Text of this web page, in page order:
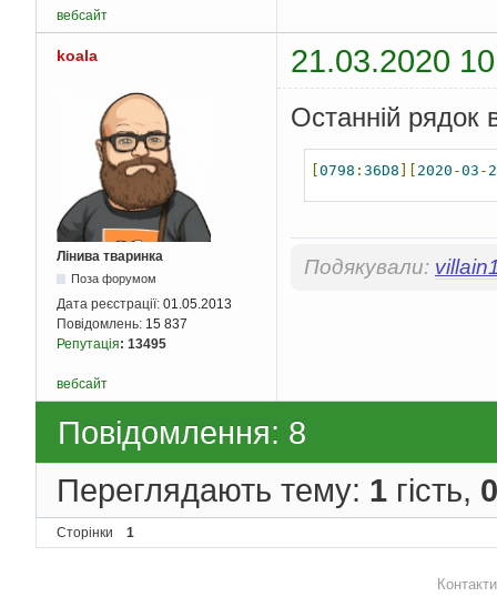
вебсайт
koala 21.03.2020
Лінива тваринка
Поза форумом
Дата реєстрації: 01.05.2013
Повідомлень: 15 837
Репутація: 13495
Останній рядок
0798 : 36D8 2020 -03 -
Подякували:
вебсайт
Повідомлення: 8
Переглядають тему: 1 гість, 0
Сторінки 1